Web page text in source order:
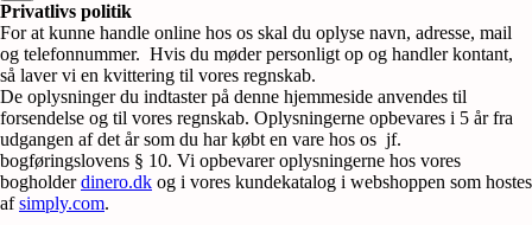
Privatlivs politik
For at kunne handle online hos os skal du oplyse navn, adresse, mail
og telefonnummer. Hvis du møder personligt op og handler kontant,
så laver vi en kvittering til vores regnskab.
De oplysninger du indtaster på denne hjemmeside anvendes til
forsendelse og til vores regnskab. Oplysningerne opbevares i 5 år fra
udgangen af det år som du har købt en vare hos os jf.
bogføringslovens § 10. Vi opbevarer oplysningerne hos vores
bogholderdinero.dk og i vores kundekatalog i webshoppen som hostes
afsimply.com.